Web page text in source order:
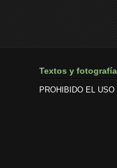
Textos y
PROHIBIDO EL